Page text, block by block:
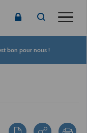
bon pour nous !